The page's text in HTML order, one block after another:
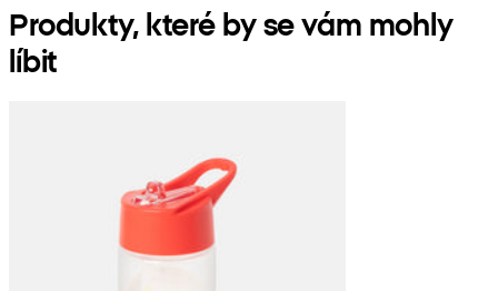
Produkty, které by se vám mohly
líbit